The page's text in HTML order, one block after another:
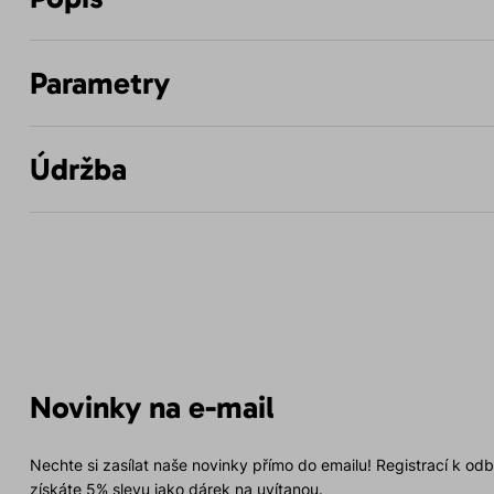
Parametry
Údržba
Novinky na e-mail
Nechte si zasílat naše novinky přímo do emailu! Registrací k
získáte 5% slevu jako dárek na uvítanou.